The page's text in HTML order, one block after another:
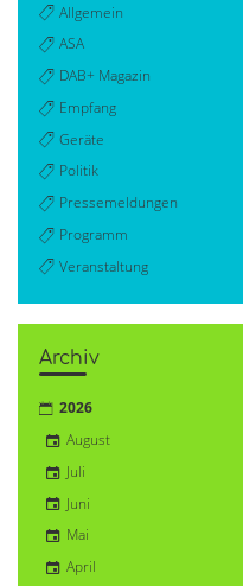
Allgemein
ASA
DAB+ Magazin
Empfang
Geräte
Politik
Pressemeldungen
Programm
Veranstaltung
Archiv
2026
August
Juli
Juni
Mai
April